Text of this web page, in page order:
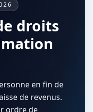
droits
en fin de
de revenus.
ordre de